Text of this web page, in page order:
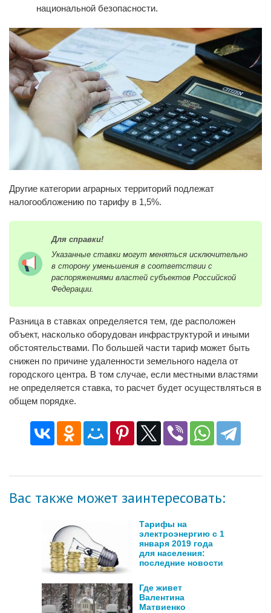
национальной безопасности.
Другие категории аграрных территорий подлежат
налогообложению по тарифу в 1,5%.
Для справки!
Указанные ставки могут меняться исключительно
в сторону уменьшения в соответствии с
распоряжениями властей субъектов Российской
Федерации.
Разница в ставках определяется тем, где расположен
объект, насколько оборудован инфраструктурой и иными
обстоятельствами. По большей части тариф может быть
снижен по причине удаленности земельного надела от
городского центра. В том случае, если местными властями
не определяется ставка, то расчет будет осуществляться в
общем порядке.
Вас также может заинтересовать:
Тарифы на
электроэнергию с 1
января 2019 года
для населения:
последние новости
Где живет
Валентина
Матвиенко